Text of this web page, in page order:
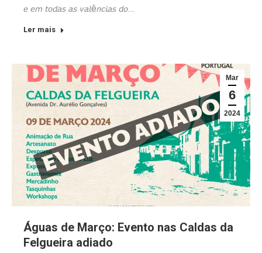
𝘦 𝘦𝘮 𝘵𝘰𝘥𝘢𝘴 𝘢𝘴 𝘷𝘢𝘭ê𝘯𝘤𝘪𝘢𝘴 𝘥𝘰…
Ler mais
Mar
6
2024
Águas de Março: Evento nas Caldas da
Felgueira adiado